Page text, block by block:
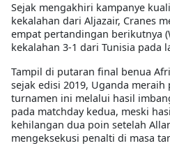
Sejak mengakhiri kampanye
kekalahan dari Aljazair, Cranes
empat pertandingan berikutnya
kekalahan 3-1 dari Tunisia pada
Tampil di putaran final benua
sejak edisi 2019, Uganda
turnamen ini melalui hasil
pada matchday kedua, meski
kehilangan dua poin setelah
mengeksekusi penalti di masa